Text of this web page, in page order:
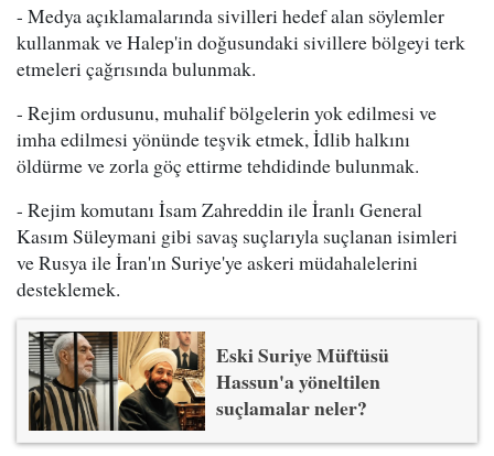
- Medya açıklamalarında sivilleri hedef alan söylemler
kullanmak ve Halep'in doğusundaki sivillere bölgeyi terk
etmeleri çağrısında bulunmak.
- Rejim ordusunu, muhalif bölgelerin yok edilmesi ve
imha edilmesi yönünde teşvik etmek, İdlib halkını
öldürme ve zorla göç ettirme tehdidinde bulunmak.
- Rejim komutanı İsam Zahreddin ile İranlı General
Kasım Süleymani gibi savaş suçlarıyla suçlanan isimleri
ve Rusya ile İran'ın Suriye'ye askeri müdahalelerini
desteklemek.
Eski Suriye Müftüsü
Hassun'a yöneltilen
suçlamalar neler?